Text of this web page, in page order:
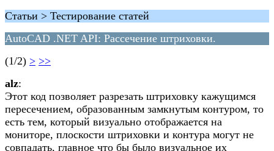
Статьи > Тестирование статей
AutoCAD .NET API: Рассечение штриховки.
(1/2) > >>
alz:
Этот код позволяет разрезать штриховку кажущимся
пересечением, образованным замкнутым контуром, то
есть тем, который визуально отображается на
мониторе, плоскости штриховки и контура могут не
совпадать, главное что бы было визуальное их